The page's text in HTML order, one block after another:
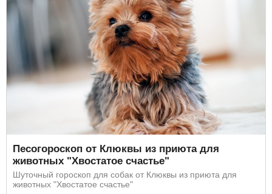
Песогороскоп от Клюквы из приюта для
животных "Хвостатое счастье"
Шуточный гороскоп для собак от Клюквы из приюта для
животных "Хвостатое счастье"